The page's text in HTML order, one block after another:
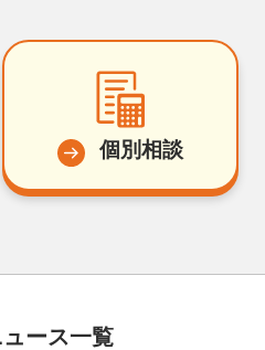
個別相談
ース一覧